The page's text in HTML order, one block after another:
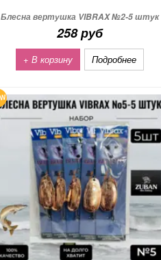
Блесна вертушка VIBRAX №2-5 штук
258 руб
+ В корзину Подробнее